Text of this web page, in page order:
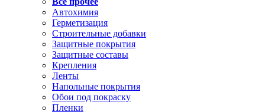
Автохимия
Герметизация
Строительные добавки
Защитные покрытия
Защитные составы
Крепления
Ленты
Напольные покрытия
Обои под покраску
Пленки